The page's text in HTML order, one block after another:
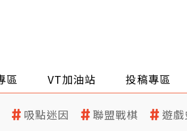
區 VT加油站 投稿專區
吸點迷因 聯盟戰棋 遊